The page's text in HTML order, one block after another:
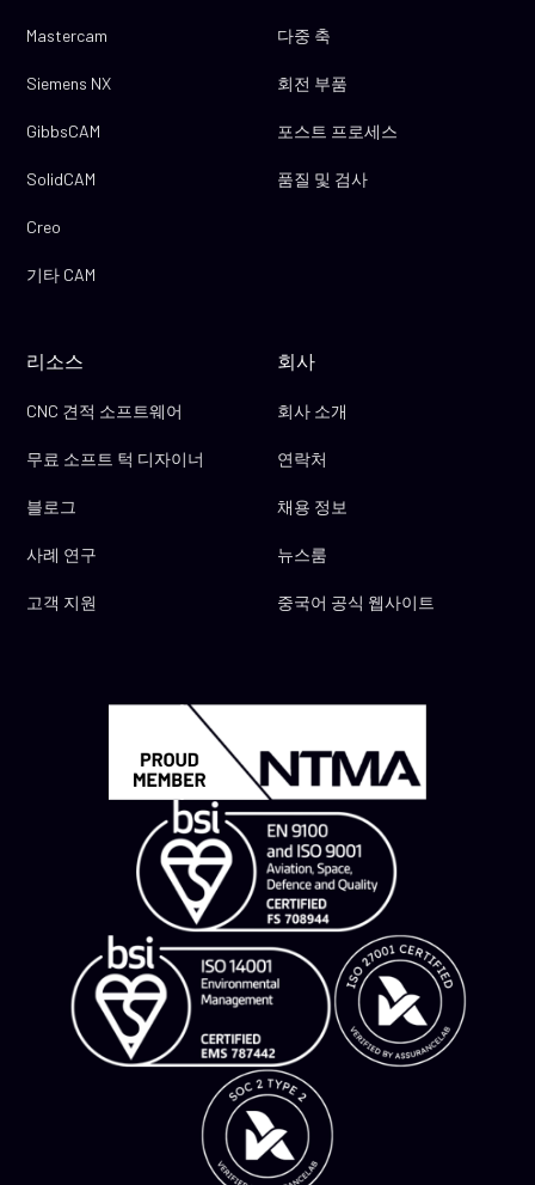
Mastercam
Siemens NX
GibbsCAM
SolidCAM
Creo
기타 CAM
다중 축
회전 부품
포스트 프로세스
품질 및 검사
리소스
CNC 견적 소프트웨어
무료 소프트 턱 디자이너
블로그
사례 연구
고객 지원
회사
회사 소개
연락처
채용 정보
뉴스룸
중국어 공식 웹사이트